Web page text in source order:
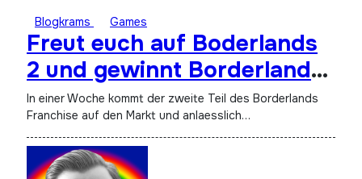
Blogkrams Games
Freut euch auf Boderlands
2 und gewinnt Borderlands
1
In einer Woche kommt der zweite Teil des Borderlands
Franchise auf den Markt und anlaesslich…